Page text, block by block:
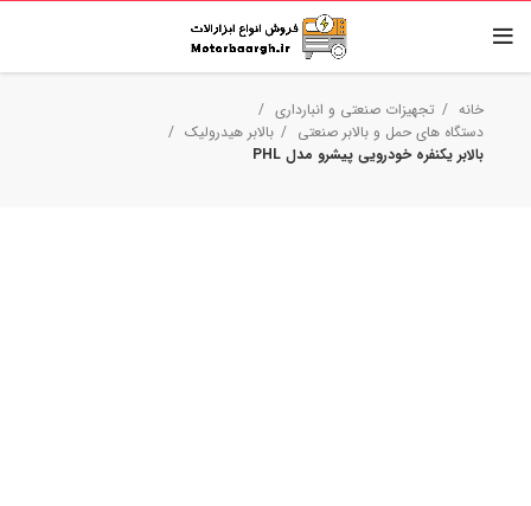
خانه
تجهیزات صنعتی و انبارداری
دستگاه های حمل و بالابر صنعتی
بالابر هیدرولیک
بالابر یکنفره خودرویی پیشرو مدل PHL